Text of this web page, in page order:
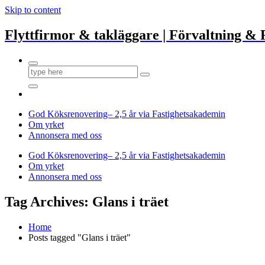
Skip to content
Flyttfirmor & takläggare | Förvaltning &
God Köksrenovering– 2,5 år via Fastighetsakademin
Om yrket
Annonsera med oss
God Köksrenovering– 2,5 år via Fastighetsakademin
Om yrket
Annonsera med oss
Tag Archives: Glans i träet
Home
Posts tagged "Glans i träet"